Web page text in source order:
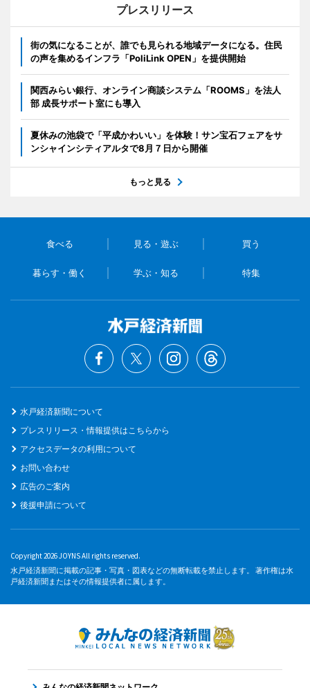
プレスリリース
街の気になることが、誰でも見られる地域データになる。住民
の声を集めるインフラ「PoliLink OPEN」を提供開始
関西みらい銀行、オンライン商談システム「ROOMS」を法人
部 成長サポート室にも導入
夏休みの池袋で「平成かわいい」を体験！サン宝石フェアをサ
ンシャインシティアルタで8月７日から開催
もっと見る
食べる 見る・遊ぶ 買う
暮らす・働く 学ぶ・知る 特集
水戸経済新聞について
プレスリリース・情報提供はこちらから
アクセスデータの利用について
お問い合わせ
広告のご案内
後援申請について
Copyright 2026 JOYNS All rights reserved.
水戸経済新聞に掲載の記事・写真・図表などの無断転載を禁止します。 著作権は水
戸経済新聞またはその情報提供者に属します。